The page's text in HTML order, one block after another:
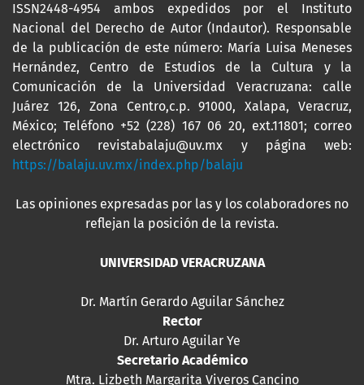
ISSN2448-4954 ambos expedidos por el Instituto
Nacional del Derecho de Autor (Indautor). Responsable
de la publicación de este número: María Luisa Meneses
Hernández, Centro de Estudios de la Cultura y la
Comunicación de la Universidad Veracruzana: calle
Juárez 126, Zona Centro,c.p. 91000, Xalapa, Veracruz,
México; Teléfono +52 (228) 167 06 20, ext.11801; correo
electrónico revistabalaju@uv.mx y página web:
https://balaju.uv.mx/index.php/balaju
Las opiniones expresadas por las y los colaboradores no
reflejan la posición de la revista.
UNIVERSIDAD VERACRUZANA
Dr. Martín Gerardo Aguilar Sánchez
Rector
Dr. Arturo Aguilar Ye
Secretario Académico
Mtra. Lizbeth Margarita Viveros Cancino